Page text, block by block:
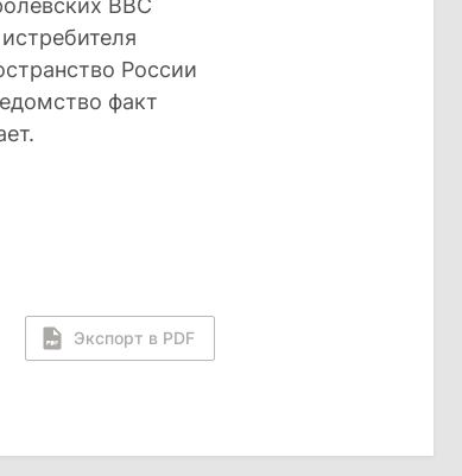
ВВС
России
факт
Экспорт в PDF